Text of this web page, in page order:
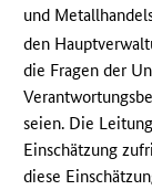
und
den
die Fragen der
seien. Die
Einschätzung
diese